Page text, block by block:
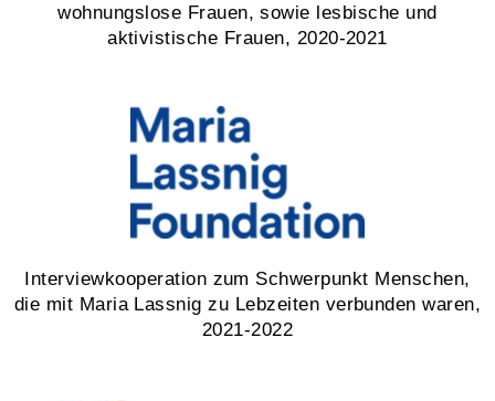
wohnungslose Frauen, sowie lesbische und
aktivistische Frauen, 2020-2021
Interviewkooperation zum Schwerpunkt Menschen,
die mit Maria Lassnig zu Lebzeiten verbunden waren,
2021-2022